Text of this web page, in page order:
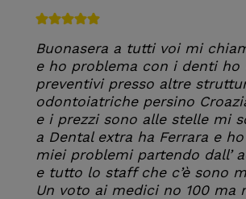
Buonasera a tutti voi mi
e ho problema con i denti ho
preventivi presso altre
odontoiatriche persino
e i prezzi sono alle stelle mi
a Dental extra ha Ferrara e
miei problemi partendo dall’
e tutto lo staff che c’è sono
Un voto ai medici no 100 ma